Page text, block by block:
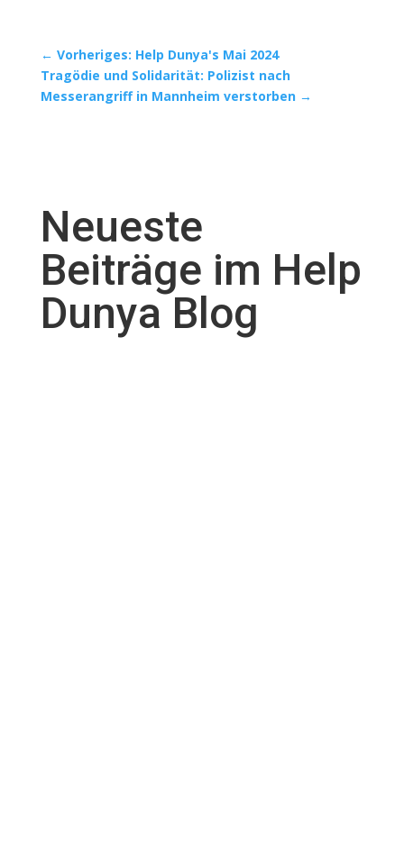
← Vorheriges: Help Dunya's Mai 2024
Tragödie und Solidarität: Polizist nach
Messerangriff in Mannheim verstorben→
Neueste
Beiträge im Help
Dunya Blog